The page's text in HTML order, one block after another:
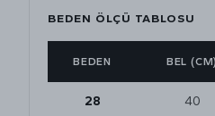
BEDEN ÖLÇÜ TABLOSU
BEDEN BEL (CM)
28 40